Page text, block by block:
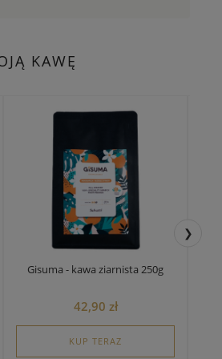
KAWĘ
❯
Gisuma - kawa ziarnista 250g
42,90 zł
KUP TERAZ